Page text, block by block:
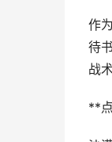
作
待
战
**